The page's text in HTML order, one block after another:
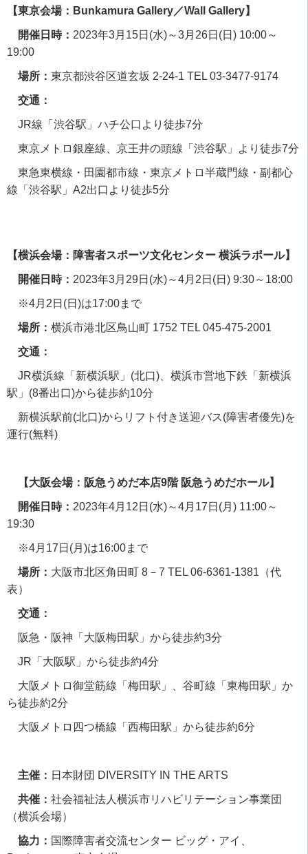
【東京会場：Bunkamura Gallery／Wall Gallery】
開催日時： 2023年3月 15日 (水)～3月 26日 (日 ) 10:00～
19:00
場所： 東京都渋谷区道玄坂 2-24-1 TEL 03-3477-9174
交通：
JR線「渋谷駅」ハチ公口より徒歩7分
東京メトロ銀座線、京王井の頭線「渋谷駅」より徒歩7分
東急東横線・田園都市線・東京メトロ半蔵門線・副都心
線「渋谷駅」 A2出口より徒歩5分
【横浜会場：障害者スポーツ文化センター 横浜ラポール】
開催日時： 2023年3月 29日 (水)～4月 2 日 (日 ) 9:30～ 18:00
※4月 2 日 (日 )は17:00まで
場所： 横浜市港北区鳥山町 1752 TEL 045-475-2001
交通：
JR横浜線「新横浜駅」 (北口) 、横浜市営地下鉄「新横浜
駅」 (8番出口)から徒歩約10分
新横浜駅前(北口)からリフト付き送迎バス(障害者優先)を
運行(無料)
【大阪会場：阪急うめだ本店9階 阪急うめだホール】
開催日時： 2023年4月 12 日 (水)～4月 17 日 (月 ) 11:00～
19:30
※4月 17 日 (月 )は16:00まで
場所： 大阪市北区角田町 8 － 7 TEL 06-6361-1381 （代
表）
交通：
阪急・阪神「大阪梅田駅」から徒歩約3分
JR「大阪駅」から徒歩約4分
大阪メトロ御堂筋線「梅田駅」、谷町線「東梅田駅」か
ら徒歩約2分
大阪メトロ四つ橋線「西梅田駅」から徒歩約6分
主催： 日本財団 DIVERSITY IN THE ARTS
共催： 社会福祉法人横浜市リハビリテーション事業団
（横浜会場）
協力： 国際障害者交流センター ビッグ・アイ、